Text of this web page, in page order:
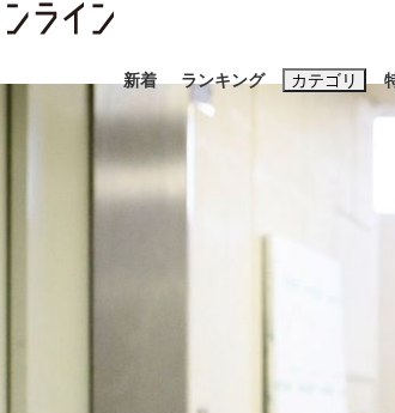
新着 ランキング カテゴリ
おすすめのキーワー